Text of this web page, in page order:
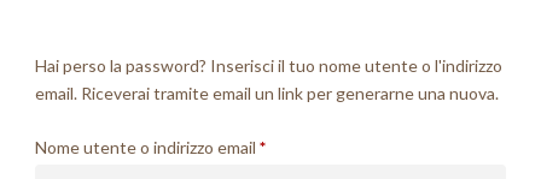
Hai perso la password? Inserisci il tuo nome utente o l'indirizzo
email. Riceverai tramite email un link per generarne una nuova.
Nome utente o indirizzo email *Richiesto